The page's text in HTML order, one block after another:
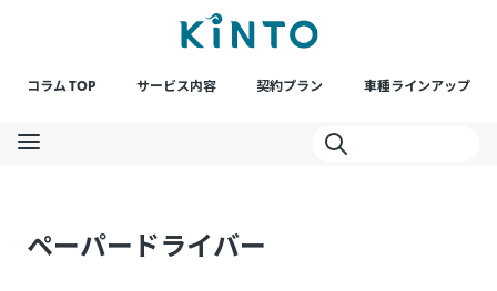
コラム TOP サービス内容 契約プラン 車種ラインアップ
ペーパードライバー